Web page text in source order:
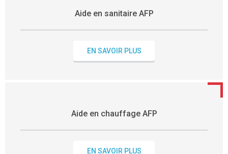
Aide en sanitaire AFP
EN SAVOIR PLUS
Aide en chauffage AFP
EN SAVOIR PLUS